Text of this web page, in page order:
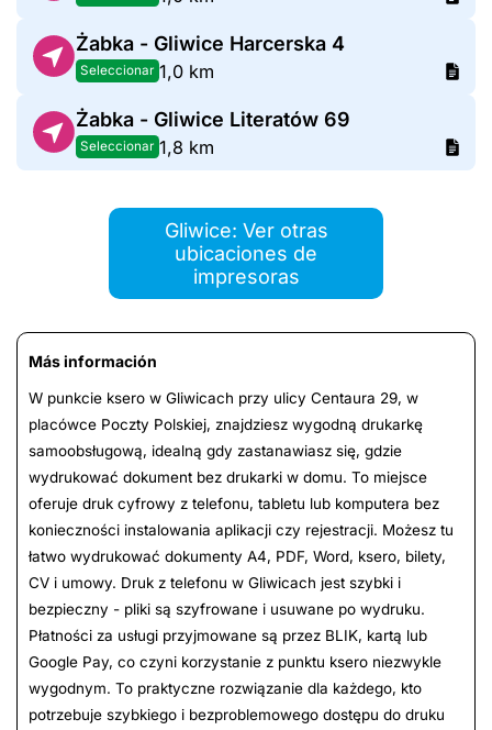
Żabka - Gliwice Harcerska 4
Seleccionar 1,0 km
Żabka - Gliwice Literatów 69
Seleccionar 1,8 km
Gliwice: Ver otras
ubicaciones de
impresoras
Más información
W punkcie ksero w Gliwicach przy ulicy Centaura 29, w
placówce Poczty Polskiej, znajdziesz wygodną drukarkę
samoobsługową, idealną gdy zastanawiasz się, gdzie
wydrukować dokument bez drukarki w domu. To miejsce
oferuje druk cyfrowy z telefonu, tabletu lub komputera bez
konieczności instalowania aplikacji czy rejestracji. Możesz tu
łatwo wydrukować dokumenty A4, PDF, Word, ksero, bilety,
CV i umowy. Druk z telefonu w Gliwicach jest szybki i
bezpieczny - pliki są szyfrowane i usuwane po wydruku.
Płatności za usługi przyjmowane są przez BLIK, kartą lub
Google Pay, co czyni korzystanie z punktu ksero niezwykle
wygodnym. To praktyczne rozwiązanie dla każdego, kto
potrzebuje szybkiego i bezproblemowego dostępu do druku